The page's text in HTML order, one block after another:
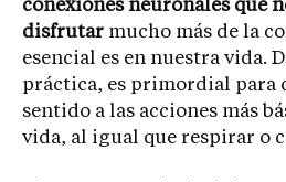
conexiones neuronales que
disfrutar mucho más de la
esencial es en nuestra vida.
práctica, es primordial para
sentido a las acciones más
vida, al igual que respirar o